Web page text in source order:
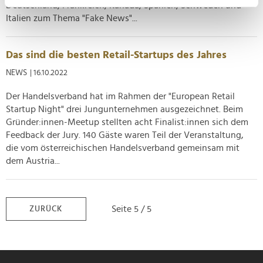
bestimmten Merkmalen (Fingerprinting) identifizieren
Erfahren Sie mehr darüber, wie Ihre persönlichen Daten
verarbeitet werden, und legen Sie Ihre Präferenzen im
Wir verwenden Cookies, um Inhalte und Anzeigen zu
personalisieren, Funktionen für soziale Medien anbieten
zu können und die Zugriffe auf unsere Website zu
analysieren. Außerdem geben wir Informationen zu Ihrer
Verwendung unserer Website an unsere Partner für
soziale Medien, Werbung und Analysen weiter. Unsere
haben oder die sie im Rahmen Ihrer Nutzung der Dienste
gesammelt haben.
Deutschland, Frankreich, Kanada, Spanien, Schweden und
Italien zum Thema "Fake News"...
Das sind die besten Retail-Startups des Jahres
NEWS | 16.10.2022
Der Handelsverband hat im Rahmen der "European Retail
Startup Night" drei Jungunternehmen ausgezeichnet. Beim
Gründer:innen-Meetup stellten acht Finalist:innen sich dem
Feedback der Jury. 140 Gäste waren Teil der Veranstaltung,
die vom österreichischen Handelsverband gemeinsam mit
dem Austria...
ZURÜCK Seite 5 / 5